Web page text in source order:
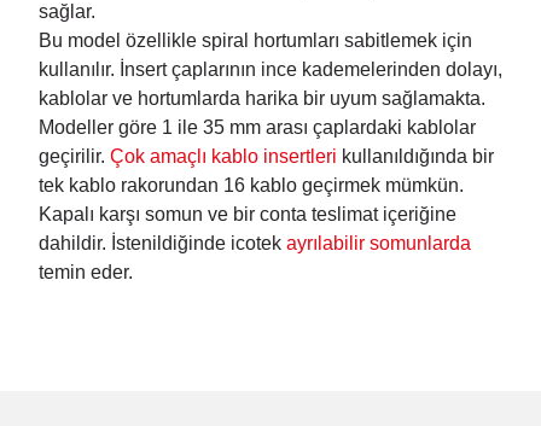
sağlar.
Bu model özellikle spiral hortumları sabitlemek için
kullanılır. İnsert çaplarının ince kademelerinden dolayı,
kablolar ve hortumlarda harika bir uyum sağlamakta.
Modeller göre 1 ile 35 mm arası çaplardaki kablolar
geçirilir. Çok amaçlı kablo insertleri kullanıldığında bir
tek kablo rakorundan 16 kablo geçirmek mümkün.
Kapalı karşı somun ve bir conta teslimat içeriğine
dahildir. İstenildiğinde icotek ayrılabilir somunlarda
temin eder.